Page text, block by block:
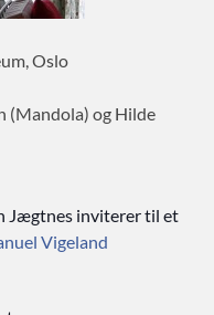
Oslo
(Mandola) og Hilde
Jægtnes inviterer til et
Vigeland